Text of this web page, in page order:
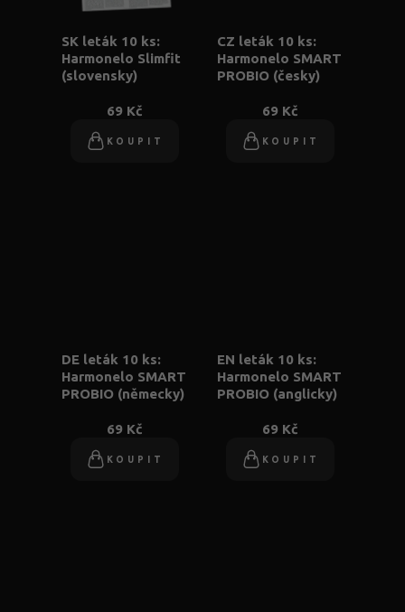
SK leták 10 ks:
Harmonelo Slimfit
(slovensky)
69 Kč
KOUPIT
CZ leták 10 ks:
Harmonelo SMART
PROBIO (česky)
69 Kč
KOUPIT
DE leták 10 ks:
Harmonelo SMART
PROBIO (německy)
69 Kč
KOUPIT
EN leták 10 ks:
Harmonelo SMART
PROBIO (anglicky)
69 Kč
KOUPIT